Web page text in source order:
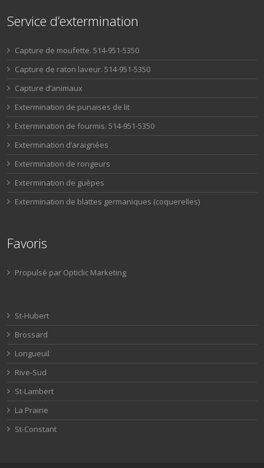
Service d’extermination
Capture de moufette. 514-951-5350
Capture de raton laveur. 514-951-5350
Capture d’animaux
Extermination de punaises de lit
Extermination de fourmis. 514-951-5350
Extermination d’araignées
Extermination de rongeurs
Extermination de guèpes
Extermination de blattes germaniques (coquerelles)
Favoris
Propulsé par Opticlic Marketing
St-Hubert
Brossard
Longueuil
Rive-Sud
St-Lambert
La Prairie
St-Constant